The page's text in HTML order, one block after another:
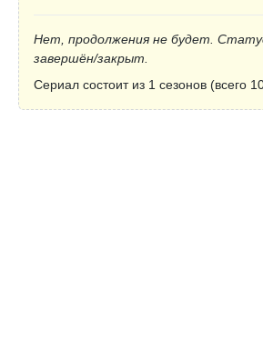
Нет, продолжения не будет.
завершён/закрыт.
Сериал состоит из 1 сезонов (всего